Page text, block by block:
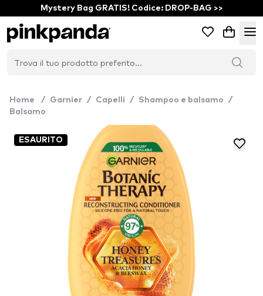
Mystery Bag GRATIS! Codice: DROP-BAG >>
Home / Garnier / Capelli / Shampoo e balsamo
/
Balsamo
ESAURITO